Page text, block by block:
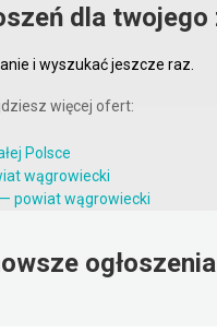
dla twojego
i wyszukać jeszcze raz.
więcej ofert:
Polsce
wągrowiecki
powiat wągrowiecki
ogłoszenia